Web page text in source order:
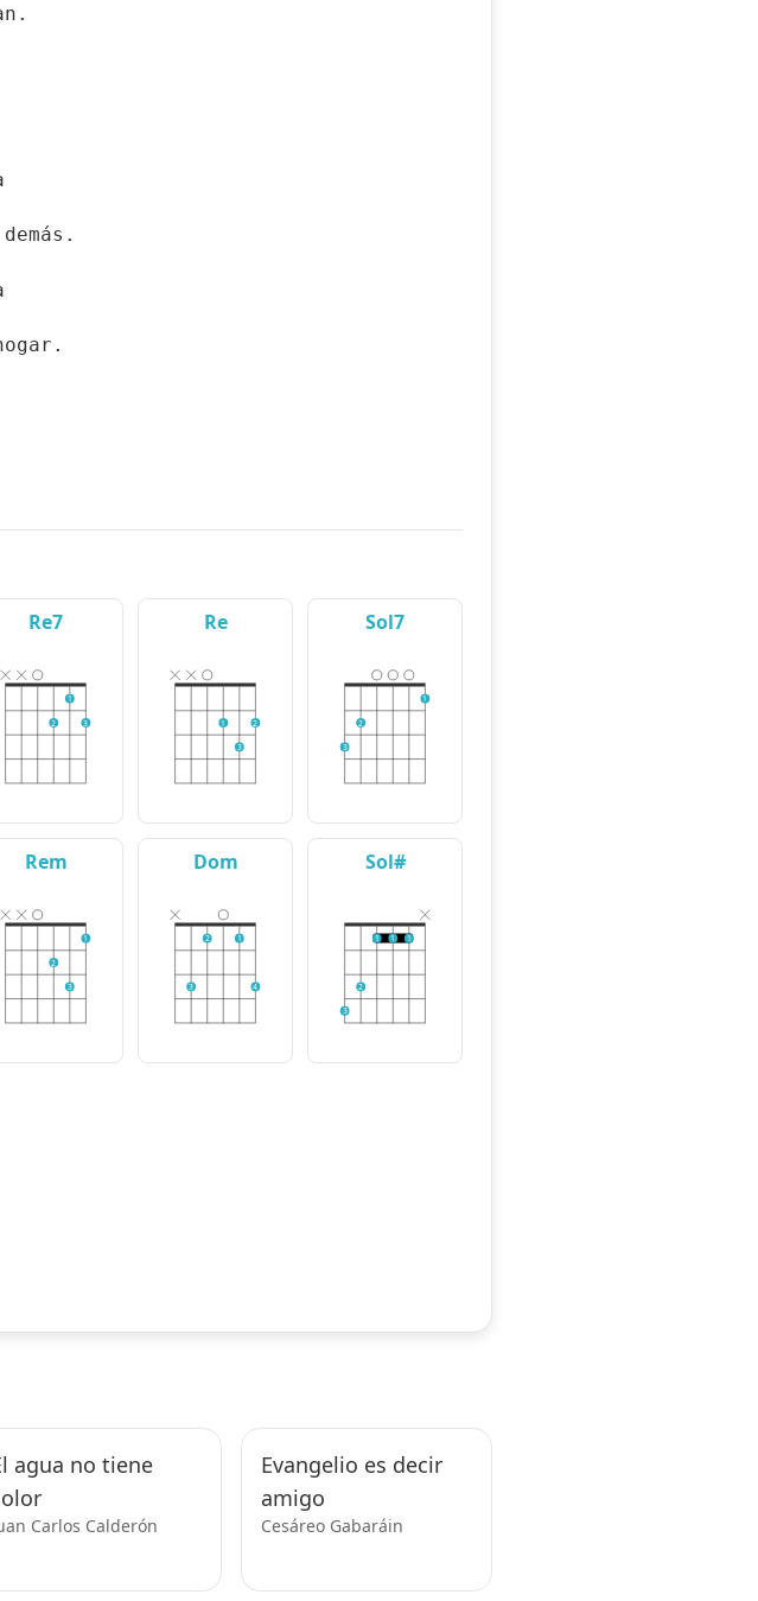
Re7
2
1
3
Re
1
3
2
Sol7
3
2
1
Rem
2
3
1
Dom
3
2 1
4
Sol#
3
2
1 1 1
agua no tiene
Carlos Calderón
Evangelio es decir
amigo
Cesáreo Gabaráin